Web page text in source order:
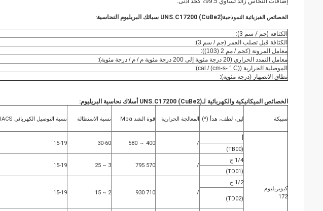
الخصائص الفيزيائية النموذجيةUNS.C17200 (CuBe2) سبائك البريليوم النحاسية :
الكثافة (جم / سم 3):
الكثافة قبل تصلب العمر (جم / سم 3):
معامل المرونة (كجم / مم 2 (103)):
معامل التمدد الحراري (20 درجة مئوية إلى 200 درجة مئوية م / م / درجة مئوية):
الموصلية الحرارية (cal / (cm-s- ° C)):
نطاق الانصهار (درجة مئوية):
الخصائص الميكانيكية والكهربائية لـUNS.C17200 (CuBe2) أسلاك نحاسية البريليوم :
سبيكة لين، لطف، هدأ (*) المعالجة الحرارية قوة الشد Mpa نسبة الاستطالة نسبة التوصيل الكهربائي IACS
كيوبريليوم
172
أ
/
400 ～ 580
30-60
15-19
(TB00)
1/4 ح
/
570 795
3 ~ 25
15-19
(TD01)
1/2 ح
/
710 930
2 ~ 15
15-19
(TD02)